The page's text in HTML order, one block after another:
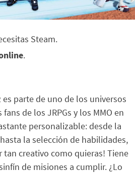
Steam.
.
parte de uno de los universos
de los JRPGs y los MMO en
personalizable: desde la
la selección de habilidades,
tan creativo como quieras! Tiene
de misiones a cumplir. ¿Lo